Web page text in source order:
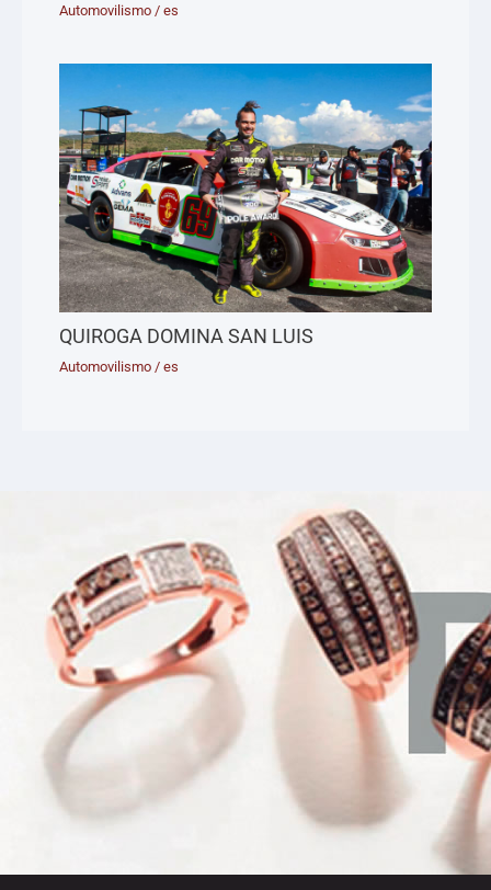
Automovilismo /es
QUIROGA DOMINA SAN LUIS
Automovilismo /es